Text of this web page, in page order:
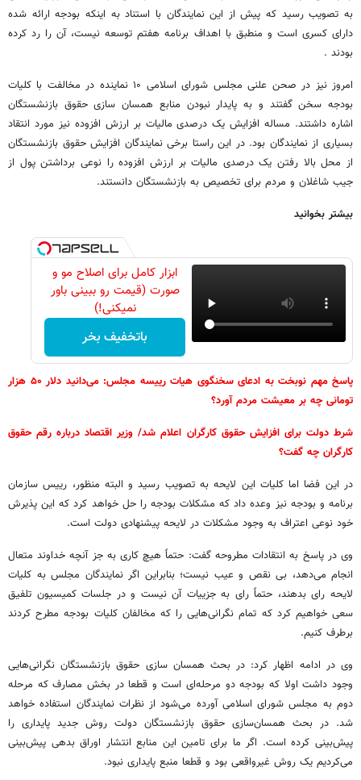
به تصویب رسید که پیش از این نمایندگان با استناد به اینکه بودجه ارائه شده
دارای کسری است و منطبق با اهداف برنامه هفتم توسعه نیست، آن را رد کرده
بودند .
امروز نیز در صحن علنی مجلس شورای اسلامی ۱۰ نماینده در مخالفت با کلیات
بودجه سخن گفتند و به پایدار نبودن منابع همسان سازی حقوق بازنشستگان
اشاره داشتند. مساله افزایش یک درصدی مالیات بر ارزش افزوده نیز مورد انتقاد
بسیاری از نمایندگان بود. در این راستا برخی نمایندگان افزایش حقوق بازنشستگان
از محل بالا رفتن یک درصدی مالیات بر ارزش افزوده را نوعی برداشتن پول از
جیب شاغلان و مردم برای تخصیص به بازنشستگان دانستند.
بیشتر بخوانید
ابزار کامل برای اصلاح مو و
صورت (قیمت رو ببینی باور
نمیکنی!)
باتخفیف بخر
پاسخ مهم نوبخت به ادعای سخنگوی هیات رییسه مجلس: می‌دانید دلار ۵۰ هزار
تومانی چه بر معیشت مردم آورد؟
شرط دولت برای افزایش حقوق کارگران اعلام شد/ وزیر اقتصاد درباره رقم حقوق
کارگران چه گفت؟
در این فضا اما کلیات این لایحه به تصویب رسید و البته منظور، رییس سازمان
برنامه و بودجه نیز وعده داد که مشکلات بودجه را حل خواهد کرد که این پذیرش
خود نوعی اعتراف به وجود مشکلات در لایحه پیشنهادی دولت است.
وی در پاسخ به انتقادات مطروحه گفت: ‌حتماً هیچ کاری به جز آنچه خداوند متعال
انجام می‌دهد، بی نقص و عیب نیست؛ بنابراین اگر نمایندگان مجلس به کلیات
لایحه رای بدهند، حتماً رای به جزییات آن نیست و در جلسات کمیسیون تلفیق
سعی خواهیم کرد که تمام نگرانی‌هایی را که مخالفان کلیات بودجه مطرح کردند
برطرف کنیم.
وی در ادامه اظهار کرد: در بحث همسان سازی حقوق بازنشستگان نگرانی‌هایی
وجود داشت اولا که بودجه دو مرحله‌ای است و قطعا در بخش مصارف که مرحله
دوم به مجلس شورای اسلامی آورده می‌شود از نظرات نمایندگان استفاده خواهد
شد. در بحث همسان‌سازی حقوق بازنشستگان دولت روش جدید پایداری را
پیش‌بینی کرده است. اگر ما برای تامین این منابع انتشار اوراق بدهی پیش‌بینی
می‌کردیم یک روش غیرواقعی بود و قطعا منبع پایداری نبود.